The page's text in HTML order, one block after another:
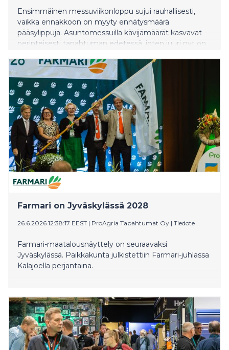
Ensimmäinen messuviikonloppu sujui rauhallisesti,
vaikka ennakkoon on myyty ennätysmäärä
pääsylippuja. Asuntomessuilla kävijämäärät kasvavat
perinteisesti tapahtuman edetessä, joten juuri nyt on
ruuhkia.
Farmari on Jyväskylässä 2028
26.6.2026 12:38:17 EEST | ProAgria Tapahtumat Oy | Tiedote
Farmari-maatalousnäyttely on seuraavaksi
Jyväskylässä. Paikkakunta julkistettiin Farmari-juhlassa
Kalajoella perjantaina.